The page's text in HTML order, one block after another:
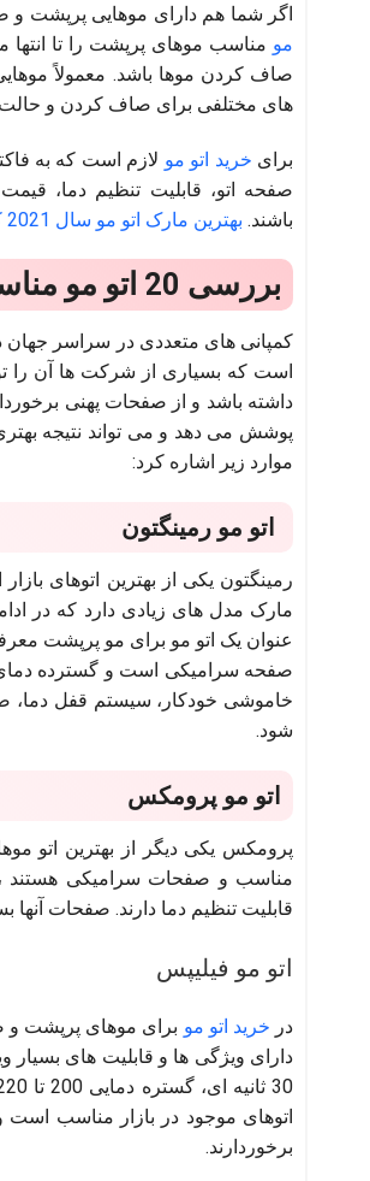
اگر شما هم دارای موهایی پرپشت
مو مناسب موهای پرپشت را تا انتها
صاف کردن موها باشد. معمولاً
های مختلفی برای صاف کردن و حالت
برای خرید اتو مو لازم است که به
صفحه اتو، قابلیت تنظیم دما،
باشند. بهترین مارک اتو مو سال 2021 که سلامت مو را تضمین می کند
بررسی 20 اتو مو مناسب موهای پرپشت و ضخیم
کمپانی های متعددی در سراسر جهان
است که بسیاری از شرکت ها آن را
داشته باشد و از صفحات پهنی
پوشش می دهد و می تواند نتیجه
موارد زیر اشاره کرد:
اتو مو رمینگتون
رمینگتون یکی از بهترین اتوهای
مارک مدل های زیادی دارد که در
عنوان یک اتو مو برای مو پرپشت
شود.
اتو مو پرومکس
پرومکس یکی دیگر از بهترین اتو
مناسب و صفحات سرامیکی هستند ،
قابلیت تنظیم دما دارند. صفحات
اتو مو فیلیپس
در خرید اتو مو
دارای ویژگی ها و قابلیت های
اتوهای موجود در بازار مناسب است
برخوردارند.